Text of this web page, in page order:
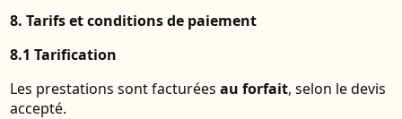
8. Tarifs et conditions de paiement
8.1 Tarification
Les prestations sont facturéesau forfait, selon le devis
accepté.